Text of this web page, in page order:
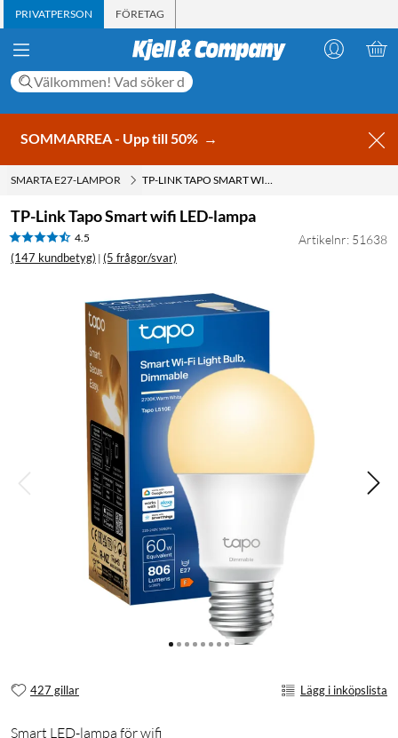
PRIVATPERSON FÖRETAG
SOMMARREA - Upp till 50% →
SMARTA E27-LAMPOR TP-LINK TAPO SMART WIFI LED-LAMPA
TP-Link Tapo Smart wifi LED-lampa
4.5
(147 kundbetyg) | (5 frågor/svar)
Artikelnr: 51638
427 gillar Lägg i inköpslista
Smart LED-lampa för wifi